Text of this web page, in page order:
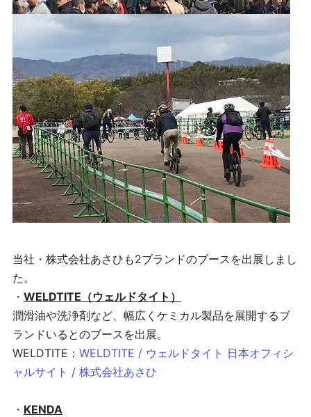
当社・株式会社あさひも2ブランドのブースを出展しまし
た。
・ WELDTITE（ウェルドタイト）
潤滑油や洗浄剤など、幅広くケミカル製品を展開するブ
ランドいるとのブースを出展。
WELDTITE： WELDTITE / ウェルドタイト 日本オフィシ
ャルサイト / 株式会社あさひ
・ KENDA